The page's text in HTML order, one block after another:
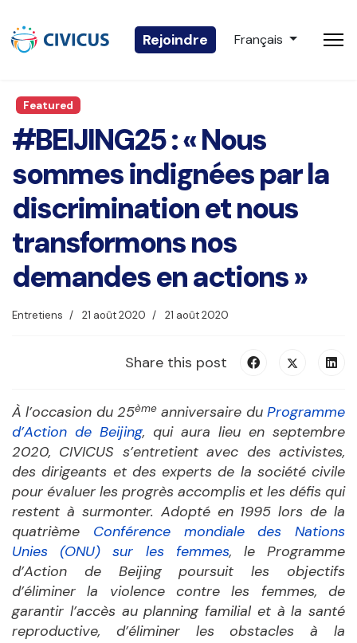
Rejoindre Sélectionnez votre
Français
Featured
#BEIJING25 : « Nous
sommes indignées par la
discrimination et nous
transformons nos
demandes en actions »
Entretiens 21 août 2020 21 août 2020
Share this post
À l’occasion du 25ème anniversaire du Programme
d’Action de Beijing, qui aura lieu en septembre
2020, CIVICUS s’entretient avec des activistes,
des dirigeants et des experts de la société civile
pour évaluer les progrès accomplis et les défis qui
restent à surmonter. Adopté en 1995 lors de la
quatrième Conférence mondiale des Nations
Unies (ONU) sur les femmes, le Programme
d’Action de Beijing poursuit les objectifs
d’éliminer la violence contre les femmes, de
garantir l’accès au planning familial et à la santé
reproductive, d’éliminer les obstacles à la